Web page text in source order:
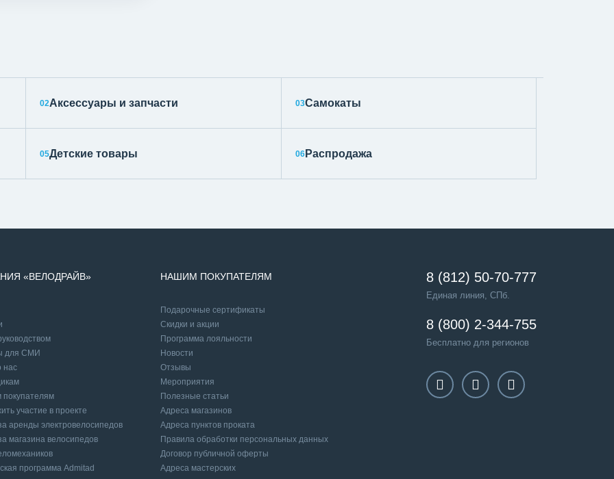
02Аксессуары и запчасти 03Самокаты
05Детские товары 06Распродажа
«ВЕЛОДРАЙВ»
для СМИ
нас
участие в проекте
аренды электровелосипедов
магазина велосипедов
программа Admitad
НАШИМ ПОКУПАТЕЛЯМ
Подарочные сертификаты
Cкидки и акции
Программа лояльности
Новости
Отзывы
Мероприятия
Полезные статьи
Адреса магазинов
Адреса пунктов проката
Правила обработки персональных данных
Договор публичной оферты
Адреса мастерских
8 (812) 50-70-777
Единая линия, СПб.
8 (800) 2-344-755
Бесплатно для регионов